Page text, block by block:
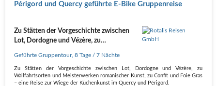
Périgord und Quercy geführte E-Bike Gruppenreise
Zu Stätten der Vorgeschichte zwischen
Lot, Dordogne und Vézère, zu
romanischer Kunst
Geführte Gruppentour,8 Tage / 7 Nächte
Zu Stätten der Vorgeschichte zwischen Lot, Dordogne und Vézère, zu
Wallfahrtsorten und Meisterwerken romanischer Kunst, zu Confit und Foie Gras
– eine Reise zur Wiege der Küchenkunst im Quercy und Périgord.